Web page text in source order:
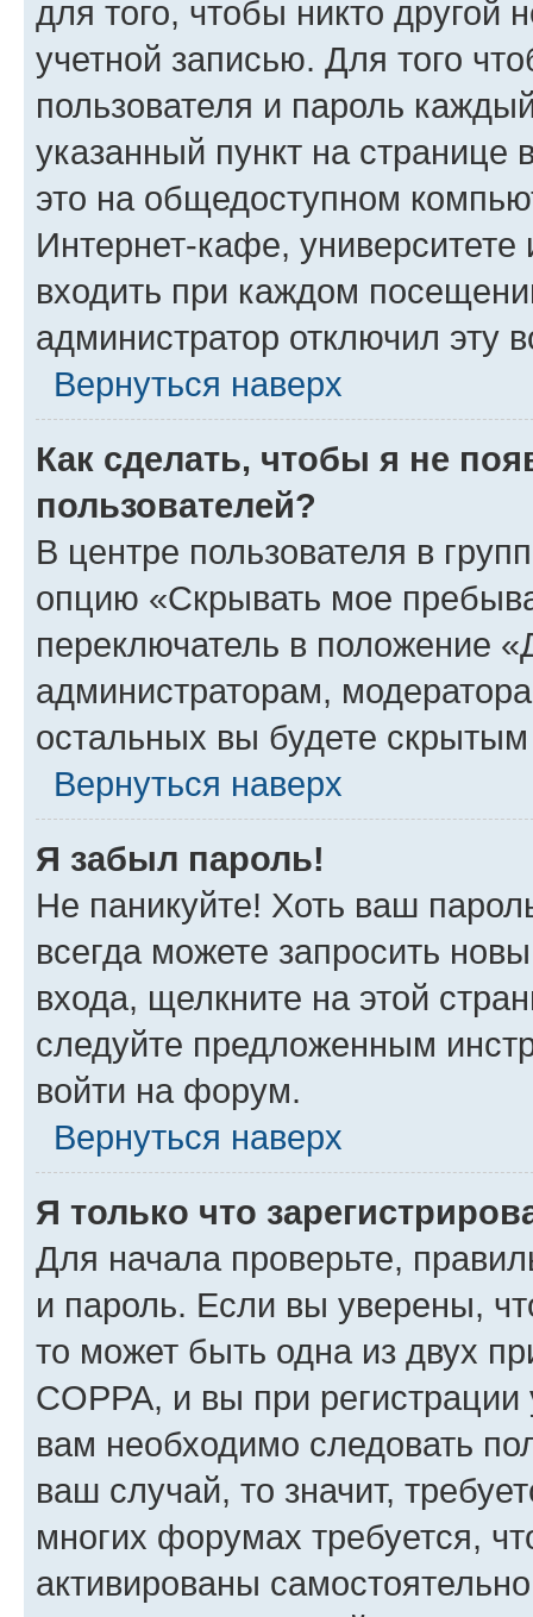
для того, чтобы никто другой
учетной записью. Для того
пользователя и пароль
указанный пункт на
это на общедоступном
Интернет-кафе, университете
входить при каждом
администратор отключил эту
Вернуться наверх
Как сделать, чтобы я не
пользователей?
В центре пользователя в
опцию «Скрывать мое
переключатель в положение
администраторам,
остальных вы будете
Вернуться наверх
Я забыл пароль!
Не паникуйте! Хоть ваш
всегда можете запросить
входа, щелкните на этой
следуйте предложенным
войти на форум.
Вернуться наверх
Я только что
Для начала проверьте,
и пароль. Если вы уверены,
то может быть одна из двух
COPPA, и вы при
вам необходимо следовать
ваш случай, то значит,
многих форумах требуется,
активированы